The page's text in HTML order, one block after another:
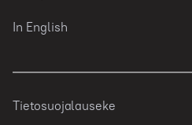
In English
Tietosuojalauseke